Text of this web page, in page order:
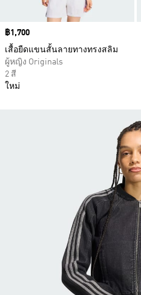
Price
฿1,700
เสื้อยืดแขนสั้นลายทางทรงสลิม
ผู้หญิง Originals
2 สี
ใหม่